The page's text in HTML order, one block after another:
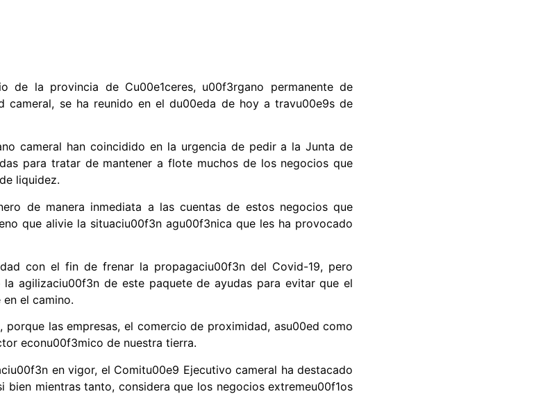
de la provincia de Cu00e1ceres, u00f3rgano permanente de
se ha reunido en el du00eda de hoy a travu00e9s de
cameral han coincidido en la urgencia de pedir a la Junta de
para tratar de mantener a flote muchos de los negocios que
liquidez.
de manera inmediata a las cuentas de estos negocios que
que alivie la situaciu00f3n agu00f3nica que les ha provocado
con el fin de frenar la propagaciu00f3n del Covid-19, pero
agilizaciu00f3n de este paquete de ayudas para evitar que el
el camino.
las empresas, el comercio de proximidad, asu00ed como
econu00f3mico de nuestra tierra.
en vigor, el Comitu00e9 Ejecutivo cameral ha destacado
mientras tanto, considera que los negocios extremeu00f1os